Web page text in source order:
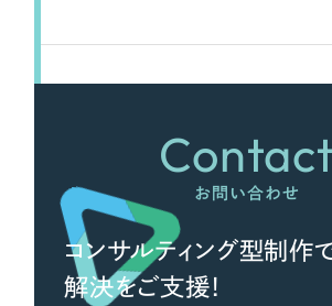
Contact
お問い合わせ
コンサルティング型制作
解決をご支援！